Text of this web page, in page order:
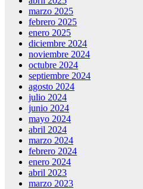
marzo 2025
febrero 2025
enero 2025
diciembre 2024
noviembre 2024
octubre 2024
septiembre 2024
agosto 2024
julio 2024
junio 2024
mayo 2024
abril 2024
marzo 2024
febrero 2024
enero 2024
abril 2023
marzo 2023